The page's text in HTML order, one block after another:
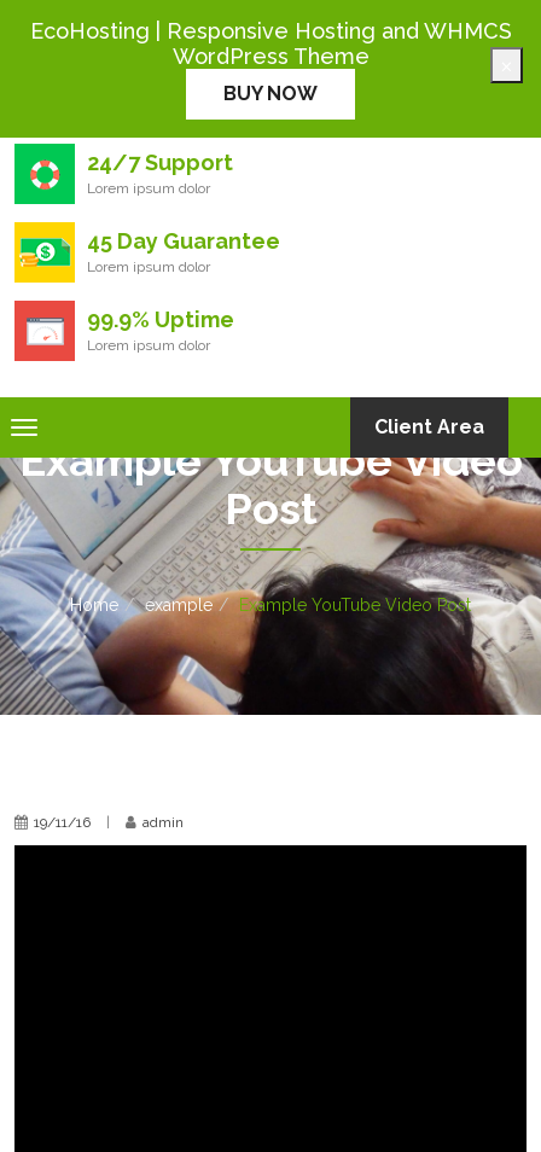
Hosting
24/7 Support
Lorem ipsum dolor
45 Day Guarantee
Lorem ipsum dolor
99.9% Uptime
Lorem ipsum dolor
Toggle
navigation
Client Area
Example YouTube Video
Post
Home example Example YouTube Video Post
19/11/16 admin
EcoHosting | Responsive Hosting and WHMCS
WordPress Theme
BUY NOW